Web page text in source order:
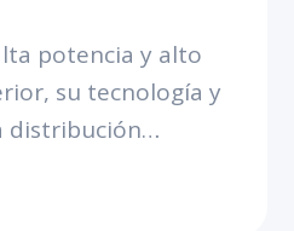
potencia y alto
su tecnología y
distribución
consumo, ahorra
comparado